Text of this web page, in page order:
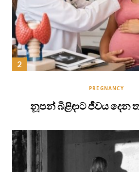
PREGNANCY
නූපන් බිළිඳාට ජීවය